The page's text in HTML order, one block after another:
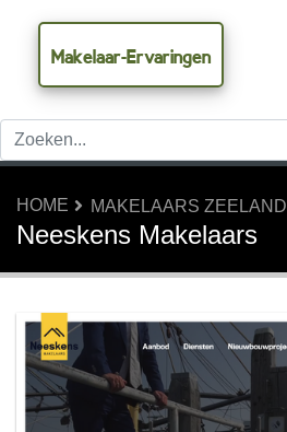
Makelaar-Ervaringen
HOME MAKELAARS ZEELAND
Neeskens Makelaars